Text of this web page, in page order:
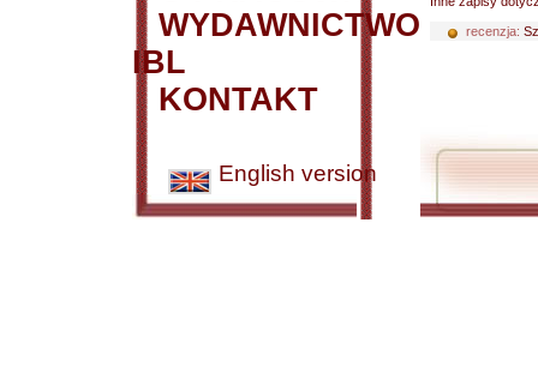
WYDAWNICTWO
IBL
KONTAKT
English version
recenzja: